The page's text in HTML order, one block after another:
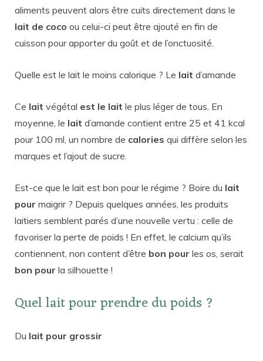
aliments peuvent alors être cuits directement dans le
lait de coco ou celui-ci peut être ajouté en fin de
cuisson pour apporter du goût et de l’onctuosité.
Quelle est le lait le moins calorique ? Le lait d’amande
Ce lait végétal est le lait le plus léger de tous. En
moyenne, le lait d’amande contient entre 25 et 41 kcal
pour 100 ml, un nombre de calories qui diffère selon les
marques et l’ajout de sucre.
Est-ce que le lait est bon pour le régime ? Boire du lait
pour maigrir ? Depuis quelques années, les produits
laitiers semblent parés d’une nouvelle vertu : celle de
favoriser la perte de poids ! En effet, le calcium qu’ils
contiennent, non content d’être bon pour les os, serait
bon pour la silhouette !
Quel lait pour prendre du poids ?
Du lait pour grossir